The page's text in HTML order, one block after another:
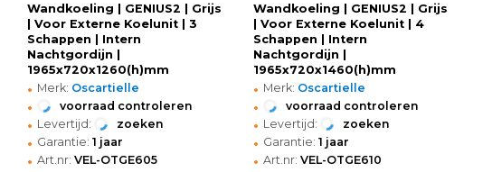
Wandkoeling | GENIUS2 | Grijs
| Voor Externe Koelunit | 3
Schappen | Intern
Nachtgordijn |
1965x720x1260(h)mm
• Merk: Oscartielle
• voorraad controleren
• Levertijd: zoeken
• Garantie: 1 jaar
• Art.nr: VEL-OTGE605
Wandkoeling | GENIUS2 | Grijs
| Voor Externe Koelunit | 4
Schappen | Intern
Nachtgordijn |
1965x720x1460(h)mm
• Merk: Oscartielle
• voorraad controleren
• Levertijd: zoeken
• Garantie: 1 jaar
• Art.nr: VEL-OTGE610